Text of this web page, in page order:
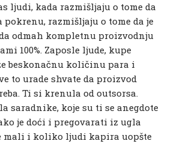
ljudi, kada razmišljaju o tome da
pokrenu, razmišljaju o tome da je
odmah kompletnu proizvodnju
100%. Zaposle ljude, kupe
beskonačnu količinu para i
to urade shvate da proizvod
Ti si krenula od outsorsa.
saradnike, koje su ti se anegdote
je doći i pregovarati iz ugla
mali i koliko ljudi kapira uopšte